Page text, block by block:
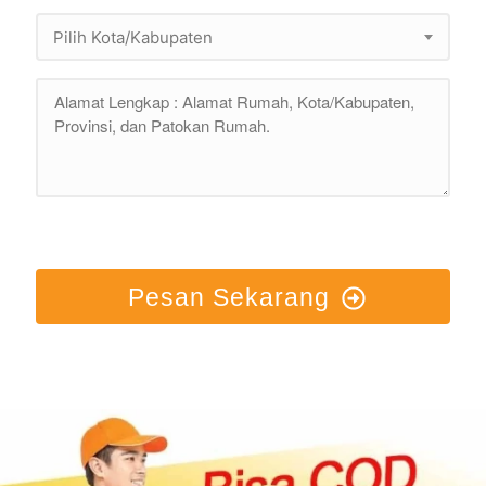
Pilih Kota/Kabupaten
Pesan Sekarang